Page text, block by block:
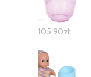
105,90zł